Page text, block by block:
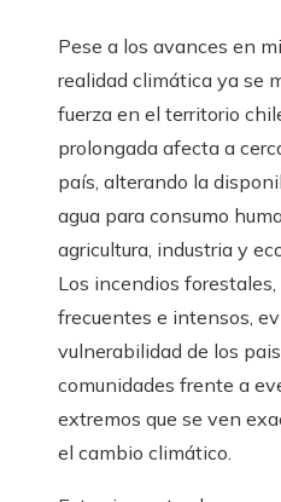
Pese a los avances en
realidad climática ya se
fuerza en el territorio
prolongada afecta a
país, alterando la
agua para consumo
agricultura, industria y
Los incendios
frecuentes e intensos,
vulnerabilidad de los
comunidades frente a
extremos que se ven
el cambio climático.